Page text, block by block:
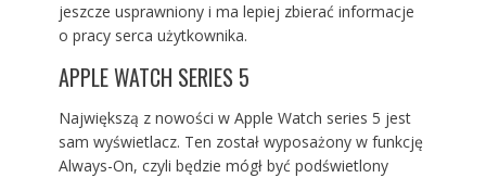
jeszcze usprawniony i ma lepiej zbierać informacje
o pracy serca użytkownika.
APPLE WATCH SERIES 5
Największą z nowości w Apple Watch series 5 jest
sam wyświetlacz. Ten został wyposażony w funkcję
Always-On, czyli będzie mógł być podświetlony